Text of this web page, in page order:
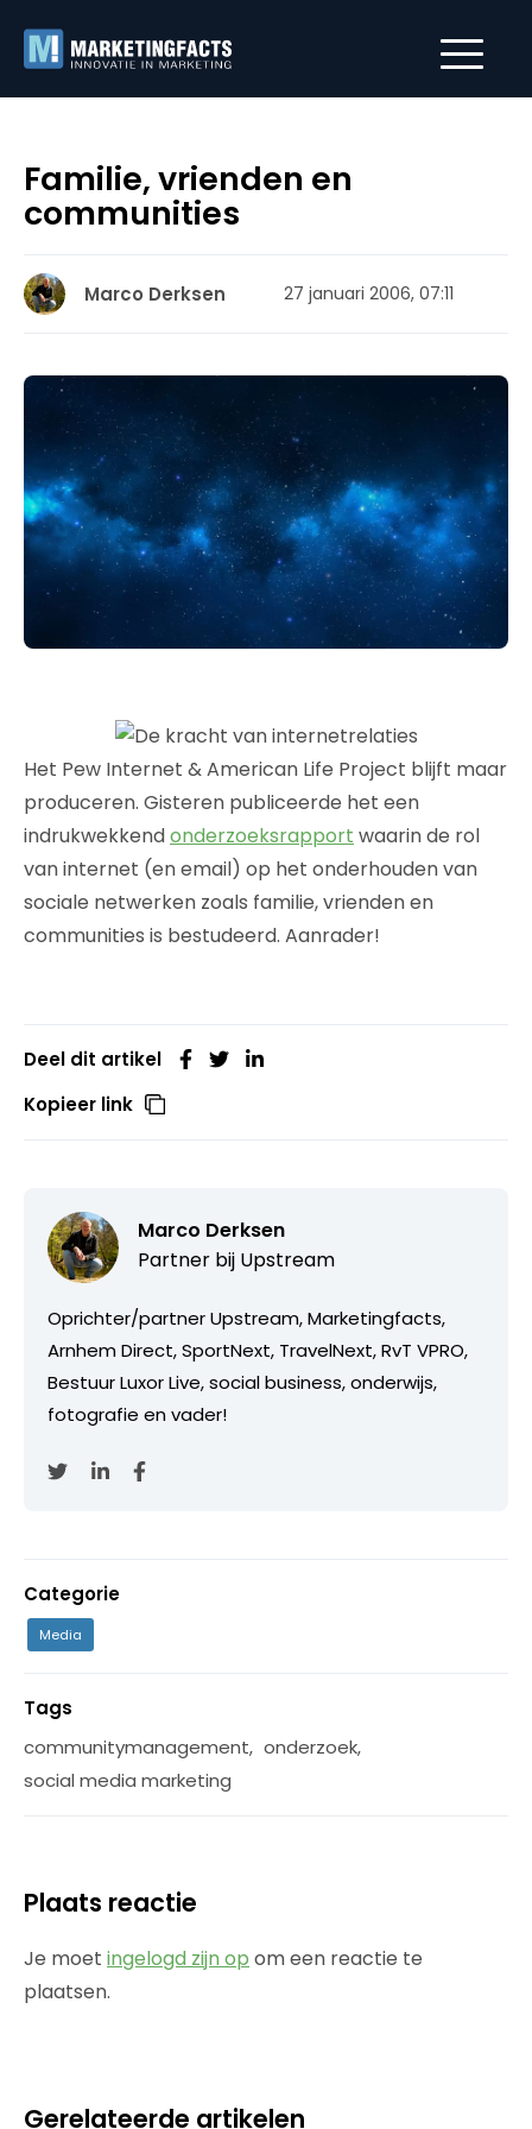
Familie, vrienden en
communities
Marco Derksen 27 januari 2006, 07:11
Het Pew Internet & American Life Project blijft maar
produceren. Gisteren publiceerde het een
indrukwekkendonderzoeksrapport waarin de rol
van internet (en email) op het onderhouden van
sociale netwerken zoals familie, vrienden en
communities is bestudeerd. Aanrader!
Deel dit artikel
Kopieer link
Marco Derksen
Partner bij Upstream
Oprichter/partner Upstream, Marketingfacts,
Arnhem Direct, SportNext, TravelNext, RvT VPRO,
Bestuur Luxor Live, social business, onderwijs,
fotografie en vader!
Categorie
Media
Tags
communitymanagement, onderzoek,
social media marketing
Plaats reactie
Je moet ingelogd zijn op om een reactie te
plaatsen.
Gerelateerde artikelen